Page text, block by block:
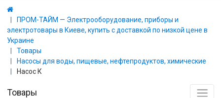
ПРОМ-ТАЙМ — Электрооборудование, приборы и
электротовары в Киеве, купить с доставкой по низкой цене в
Украине
Товары
Насосы для воды, пищевые, нефтепродуктов, химические
Насос К
Товары